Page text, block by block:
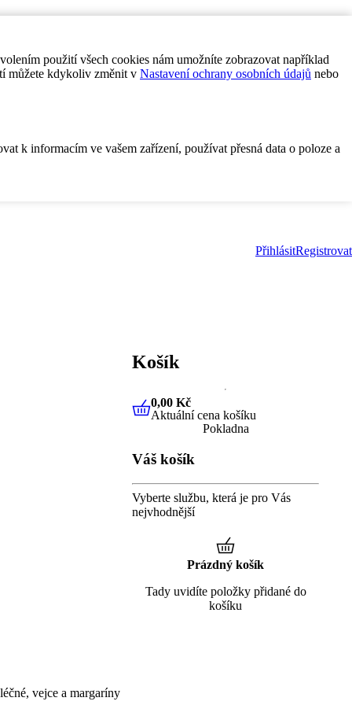
použití všech cookies nám umožníte zobrazovat například
můžete kdykoliv změnit v Nastavení ochrany osobních údajů nebo
k informacím ve vašem zařízení, používat přesná data o poloze a
PřihlásitRegistrovat
vejce a margaríny
Košík
0,00 KčAktuální cena košíku
0,00 Kč
Aktuální cena košíku
Pokladna
Váš košík
Vyberte službu, která je pro Vás
nejvhodnější
Prázdný košík
Tady uvidíte položky přidané do
košíku